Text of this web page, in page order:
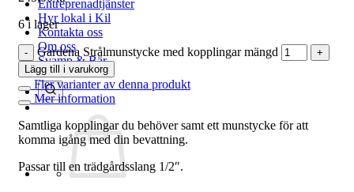
Entreprenadtjänster
Hyr lokal i Kil
Kontakta oss
Om oss
Svamp & Bär
6 i lager
Gardena Strålmunstycke med kopplingar mängd
Lägg till i varukorg
Fler varianter av denna produkt
Mer information
Samtliga kopplingar du behöver samt ett munstycke för att
komma igång med din bevattning.
Passar till en trädgårdsslang 1/2″.